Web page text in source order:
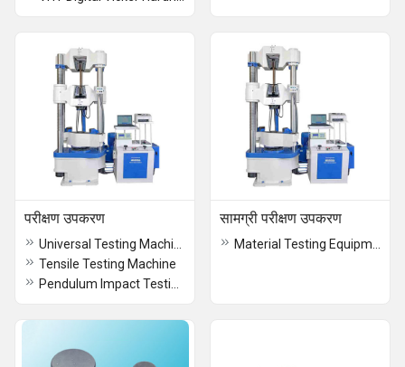
परीक्षण उपकरण
Tensile Testing Machine
सामग्री परीक्षण उपकरण